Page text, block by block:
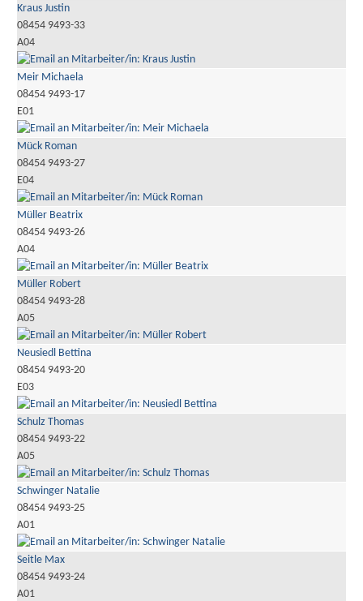
Kraus Justin
08454 9493-33
A04
Meir Michaela
08454 9493-17
E01
Mück Roman
08454 9493-27
E04
Müller Beatrix
08454 9493-26
A04
Müller Robert
08454 9493-28
A05
Neusiedl Bettina
08454 9493-20
E03
Schulz Thomas
08454 9493-22
A05
Schwinger Natalie
08454 9493-25
A01
Seitle Max
08454 9493-24
A01